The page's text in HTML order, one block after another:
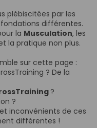
plébiscitées par les
différentes.
la Musculation, les
la pratique non plus.
sur cette page :
? De la
?
?
inconvénients de ces
différentes !